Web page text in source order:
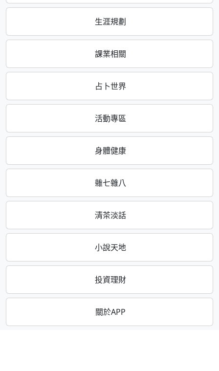
生涯規劃
課業相關
占卜世界
活動專區
身體健康
雜七雜八
清茶淡話
小說天地
投資理財
關於APP